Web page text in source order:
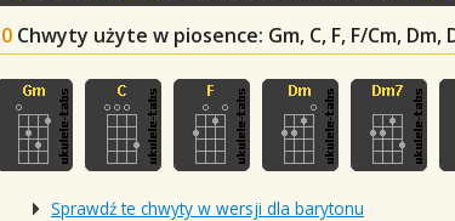
Chwyty użyte w piosence: Gm, C, F, F/Cm,
Sprawdź te chwyty w wersji dla barytonu